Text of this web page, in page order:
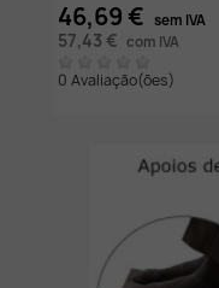
46,69 € sem IVA
57,43 € com IVA
0 Avaliação(ões)